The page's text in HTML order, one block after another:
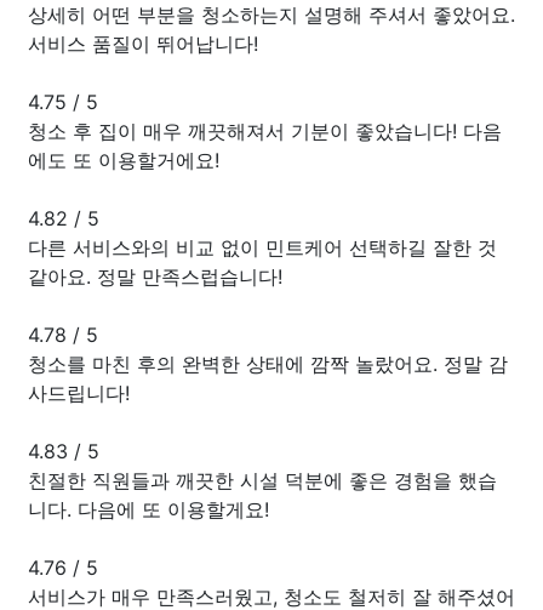
상세히 어떤 부분을 청소하는지 설명해 주셔서 좋았어요.
서비스 품질이 뛰어납니다!
4.75 / 5
청소 후 집이 매우 깨끗해져서 기분이 좋았습니다! 다음
에도 또 이용할거에요!
4.82 / 5
다른 서비스와의 비교 없이 민트케어 선택하길 잘한 것
같아요. 정말 만족스럽습니다!
4.78 / 5
청소를 마친 후의 완벽한 상태에 깜짝 놀랐어요. 정말 감
사드립니다!
4.83 / 5
친절한 직원들과 깨끗한 시설 덕분에 좋은 경험을 했습
니다. 다음에 또 이용할게요!
4.76 / 5
서비스가 매우 만족스러웠고, 청소도 철저히 잘 해주셨어